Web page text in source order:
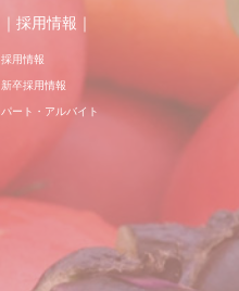
｜採用情報｜
採用情報
新卒採用情報
パート・アルバイト